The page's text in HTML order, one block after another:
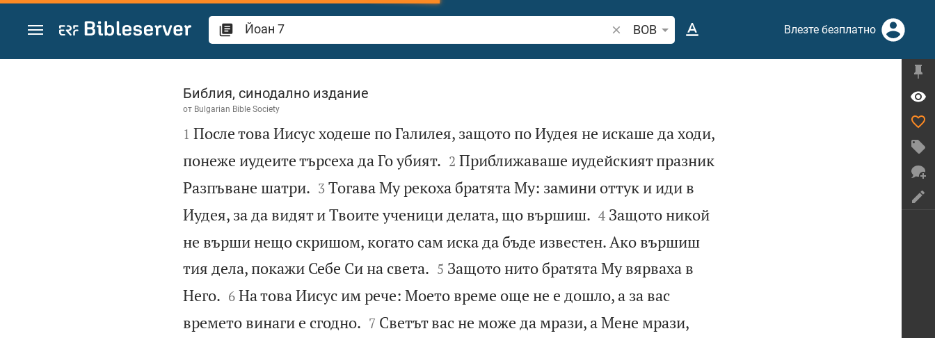
Преминете към съдържанието
Търсете стих или дума в Библията
BOB Влезте безплатно
Йоан 7
Библия, синодално издание
от Bulgarian Bible Society

1 После това Иисус ходеше по Галилея, защото по Иудея не искаше да ходи,
понеже иудеите търсеха да Го убият.
2 Приближаваше иудейският празник
Разпъване шатри.
3 Тогава Му рекоха братята Му: замини оттук и иди в
Иудея, за да видят и Твоите ученици делата, що вършиш.
4 Защото никой
не върши нещо скришом, когато сам иска да бъде известен. Ако вършиш
тия дела, покажи Себе Си на света.
5 Защото нито братята Му вярваха в
Него.
6 На това Иисус им рече: Моето време още не е дошло, а за вас
времето винаги е сгодно.
7 Светът вас не може да мрази, а Мене мрази,